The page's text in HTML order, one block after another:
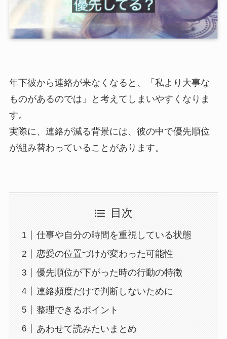
年下彼から連絡が来なくなると、「私より大事な
ものがあるのでは」と考えてしまいやすくなりま
す。
実際に、連絡が減る背景には、彼の中で優先順位
が組み替わっていることがあります。
目次
仕事や自分の時間を重視している状態
恋愛の位置づけが変わった可能性
優先順位が下がった時の行動の特徴
連絡頻度だけで判断しないために
整理できるポイント
あわせて読みたいまとめ